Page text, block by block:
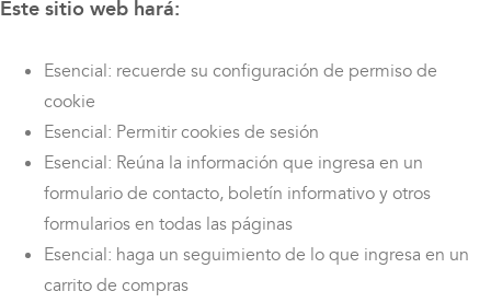
Este sitio web hará:
Esencial: recuerde su configuración de permiso de
cookie
Esencial: Permitir cookies de sesión
Esencial: Reúna la información que ingresa en un
formulario de contacto, boletín informativo y otros
formularios en todas las páginas
Esencial: haga un seguimiento de lo que ingresa en un
carrito de compras